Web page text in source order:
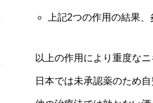
上記2つの作用の結果、
以上の作用により重度な
日本では未承認薬のため自